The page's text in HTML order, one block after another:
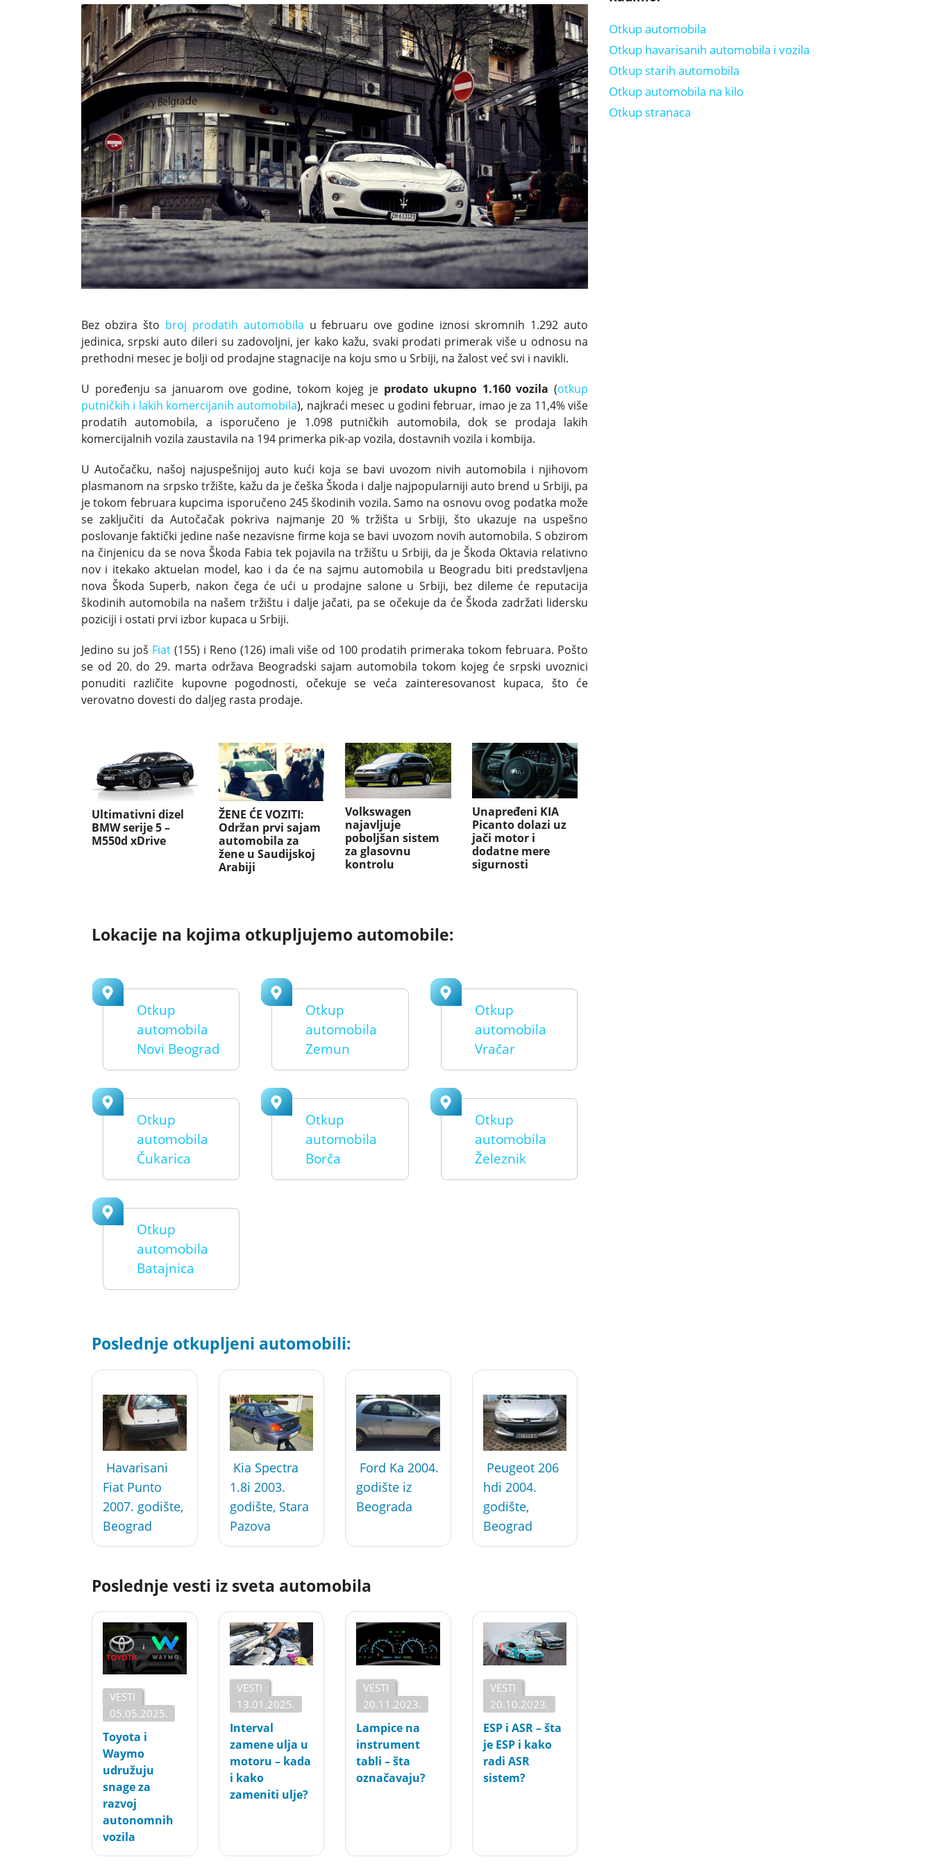
Bez obzira što broj prodatih automobila u februaru ove godine iznosi skromnih 1.292 auto
jedinica, srpski auto dileri su zadovoljni, jer kako kažu, svaki prodati primerak više u odnosu na
prethodni mesec je bolji od prodajne stagnacije na koju smo u Srbiji, na žalost već svi i navikli.
U poređenju sa januarom ove godine, tokom kojeg je prodato ukupno 1.160 vozila (otkup
putničkih i lakih komercijanih automobila), najkraći mesec u godini februar, imao je za 11,4% više
prodatih automobila, a isporučeno je 1.098 putničkih automobila, dok se prodaja lakih
komercijalnih vozila zaustavila na 194 primerka pik-ap vozila, dostavnih vozila i kombija.
U Autočačku, našoj najuspešnijoj auto kući koja se bavi uvozom nivih automobila i njihovom
plasmanom na srpsko tržište, kažu da je češka Škoda i dalje najpopularniji auto brend u Srbiji, pa
je tokom februara kupcima isporučeno 245 škodinih vozila. Samo na osnovu ovog podatka može
se zaključiti da Autočačak pokriva najmanje 20 % tržišta u Srbiji, što ukazuje na uspešno
poslovanje faktički jedine naše nezavisne firme koja se bavi uvozom novih automobila. S obzirom
na činjenicu da se nova Škoda Fabia tek pojavila na tržištu u Srbiji, da je Škoda Oktavia relativno
nov i itekako aktuelan model, kao i da će na sajmu automobila u Beogradu biti predstavljena
nova Škoda Superb, nakon čega će ući u prodajne salone u Srbiji, bez dileme će reputacija
škodinih automobila na našem tržištu i dalje jačati, pa se očekuje da će Škoda zadržati lidersku
poziciji i ostati prvi izbor kupaca u Srbiji.
Jedino su još Fiat (155) i Reno (126) imali više od 100 prodatih primeraka tokom februara. Pošto
se od 20. do 29. marta održava Beogradski sajam automobila tokom kojeg će srpski uvoznici
ponuditi različite kupovne pogodnosti, očekuje se veća zainteresovanost kupaca, što će
verovatno dovesti do daljeg rasta prodaje.
Ultimativni dizel
BMW serije 5 –
M550d xDrive
ŽENE ĆE VOZITI:
Održan prvi sajam
automobila za
žene u Saudijskoj
Arabiji
Volkswagen
najavljuje
poboljšan sistem
za glasovnu
kontrolu
Unapređeni KIA
Picanto dolazi uz
jači motor i
dodatne mere
sigurnosti
Lokacije na kojima otkupljujemo automobile:
Otkup
automobila
Novi Beograd
Otkup
automobila
Zemun
Otkup
automobila
Vračar
Otkup
automobila
Čukarica
Otkup
automobila
Borča
Otkup
automobila
Železnik
Otkup
automobila
Batajnica
Poslednje otkupljeni automobili:
Havarisani
Fiat Punto
2007. godište,
Beograd
Kia Spectra
1.8i 2003.
godište, Stara
Pazova
Ford Ka 2004.
godište iz
Beograda
Peugeot 206
hdi 2004.
godište,
Beograd
Poslednje vesti iz sveta automobila
VESTI
05.05.2025.
Toyota i
Waymo
udružuju
snage za
razvoj
autonomnih
vozila
VESTI
13.01.2025.
Interval
zamene ulja u
motoru – kada
i kako
zameniti ulje?
VESTI
20.11.2023.
Lampice na
instrument
tabli – šta
označavaju?
VESTI
20.10.2023.
ESP i ASR – šta
je ESP i kako
radi ASR
sistem?
Otkup automobila
Otkup havarisanih automobila i vozila
Otkup starih automobila
Otkup automobila na kilo
Otkup stranaca